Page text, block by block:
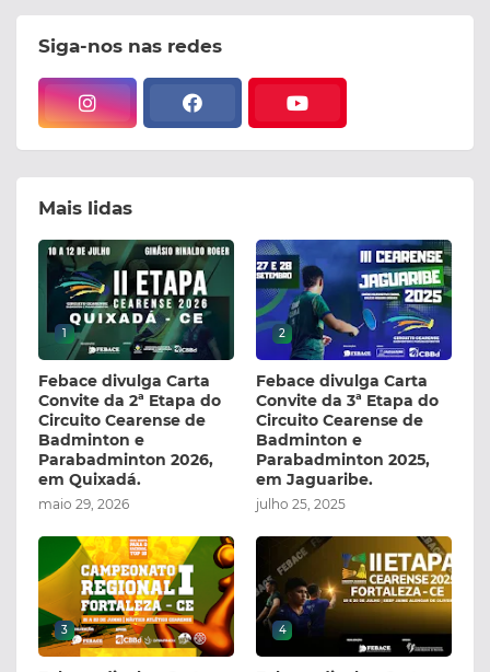
Siga-nos nas redes
Mais lidas
1
Febace divulga Carta
Convite da 2ª Etapa do
Circuito Cearense de
Badminton e
Parabadminton 2026,
em Quixadá.
maio 29, 2026
2
Febace divulga Carta
Convite da 3ª Etapa do
Circuito Cearense de
Badminton e
Parabadminton 2025,
em Jaguaribe.
julho 25, 2025
3 4